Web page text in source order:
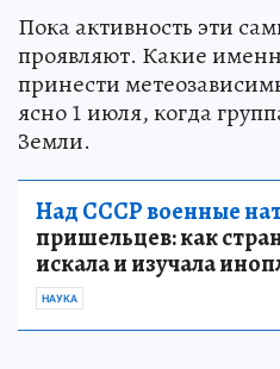
Пока активность эти
проявляют. Какие
принести
ясно 1 июля, когда
Земли.
Над СССР военные
пришельцев: как
искала и изучала
НАУКА